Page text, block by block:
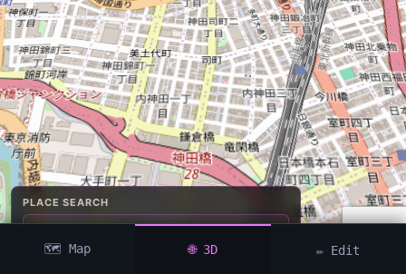
PLACE SEARCH
🗺️ Map 🌐 3D ✏️ Edit